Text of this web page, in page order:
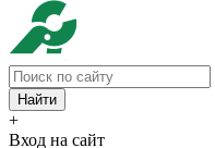
+
Вход на сайт